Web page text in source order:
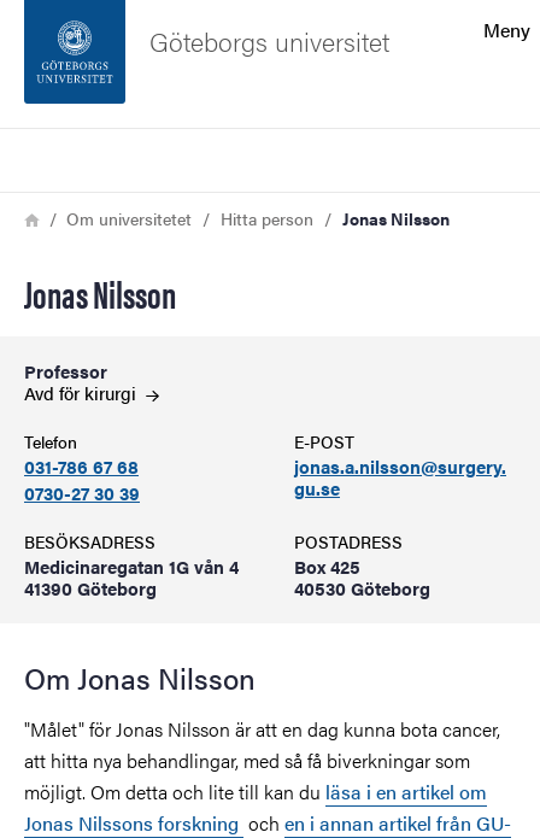
Sidfoten
Meny
Göteborgs universitet
Länkstig
HemOm universitetet Hitta person Jonas Nilsson
Jonas Nilsson
Professor
Avd förkirurgi
Telefon
031-786 67 68
0730-27 30 39
E-POST
jonas.a.nilsson@surgery.
gu.se
BESÖKSADRESS
Medicinaregatan 1G vån 4
41390 Göteborg
POSTADRESS
Box 425
40530 Göteborg
Om Jonas Nilsson
"Målet" för Jonas Nilsson är att en dag kunna bota cancer,
att hitta nya behandlingar, med så få biverkningar som
möjligt. Om detta och lite till kan du läsa i en artikel om
Jonas Nilssons forskning och en i annan artikel från GU-